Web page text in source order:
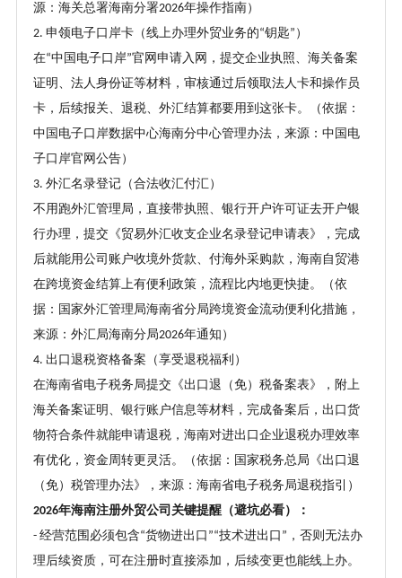
源：海关总署海南分署2026年操作指南）
2. 申领电子口岸卡（线上办理外贸业务的“钥匙” ）
在“中国电子口岸”官网申请入网，提交企业执照、海关备案
证明、法人身份证等材料，审核通过后领取法人卡和操作员
卡，后续报关、退税、外汇结算都要用到这张卡。（依据：
中国电子口岸数据中心海南分中心管理办法，来源：中国电
子口岸官网公告）
3. 外汇名录登记（合法收汇付汇）
不用跑外汇管理局，直接带执照、银行开户许可证去开户银
行办理，提交《贸易外汇收支企业名录登记申请表》，完成
后就能用公司账户收境外货款、付海外采购款，海南自贸港
在跨境资金结算上有便利政策，流程比内地更快捷。（依
据：国家外汇管理局海南省分局跨境资金流动便利化措施，
来源：外汇局海南分局2026年通知）
4. 出口退税资格备案（享受退税福利）
在海南省电子税务局提交《出口退（免）税备案表》，附上
海关备案证明、银行账户信息等材料，完成备案后，出口货
物符合条件就能申请退税，海南对进出口企业退税办理效率
有优化，资金周转更灵活。（依据：国家税务总局《出口退
（免）税管理办法》，来源：海南省电子税务局退税指引）
2026年海南注册外贸公司关键提醒（避坑必看）：
- 经营范围必须包含“货物进出口 ”“技术进出口 ” ，否则无法办
理后续资质，可在注册时直接添加，后续变更也能线上办。